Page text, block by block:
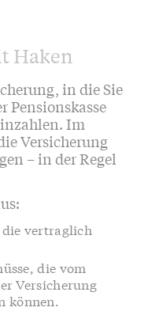
Haken
in die Sie
Pensionskasse
Im
Versicherung
– in der Regel
vertraglich
die vom
Versicherung
können.